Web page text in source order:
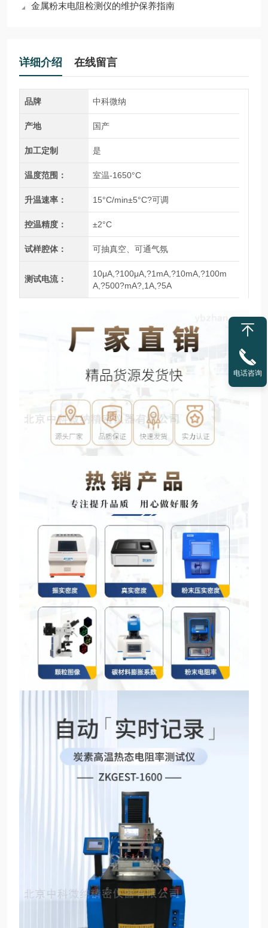
金属粉末电阻检测仪的维护保养指南
详细介绍 在线留言
品牌 中科微纳
产地 国产
加工定制 是
温度范围： 室温-1650°C
升温速率： 15°C/min±5°C?可调
控温精度： ±2°C
试样腔体： 可抽真空、可通气氛
测试电流：
10μA,?100μA,?1mA,?10mA,?100m
A,?500?mA?,1A,?5A
电话咨询